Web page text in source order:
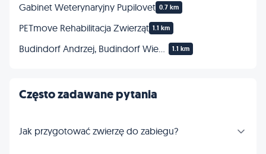
Gabinet Weterynaryjny Pupilovet 0.7 km
PETmove Rehabilitacja Zwierząt 1.1 km
1.1 km
Często zadawane pytania
Jak przygotować zwierzę do zabiegu?